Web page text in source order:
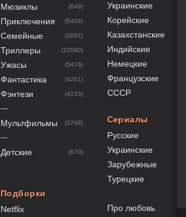
Мюзиклы (849)
Приключения (5409)
Семейные (3882)
Триллеры (10590)
Ужасы (5476)
Фантастика (4261)
Фэнтези (4233)
—
Мультфильмы (3768)
—
Детские (670)
Подборки
Netflix
Украинские
Корейские
Казахстанские
Индийские
Немецкие
Французские
СССР
Сериалы
Русские
Украинские
Зарубежные
Турецкие
Про любовь